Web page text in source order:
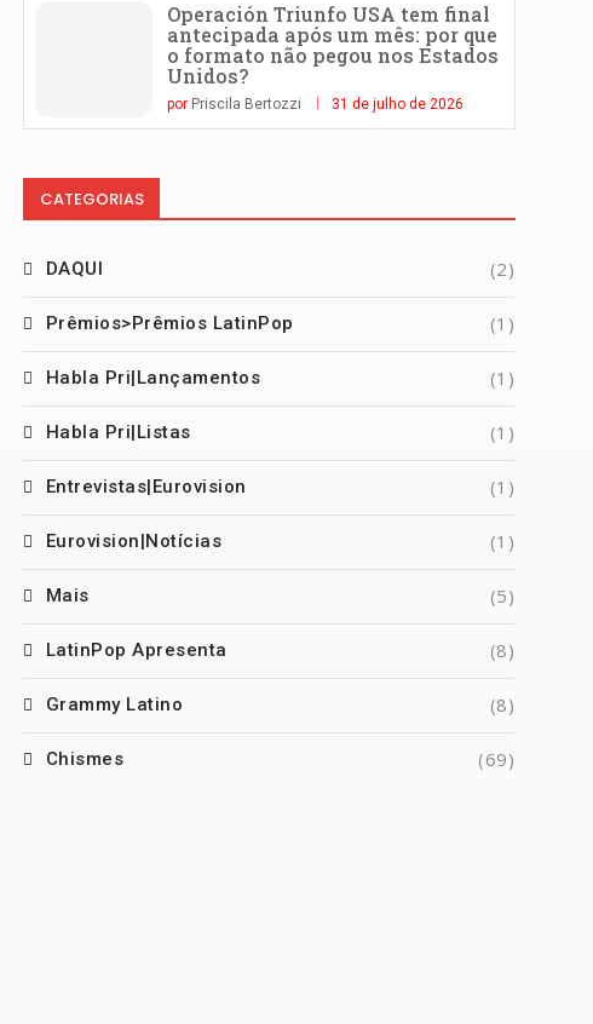
Operación Triunfo USA tem final
antecipada após um mês: por que
o formato não pegou nos Estados
Unidos?
por Priscila Bertozzi 31 de julho de 2026
CATEGORIAS
DAQUI (2)
Prêmios>Prêmios LatinPop (1)
Habla Pri|Lançamentos (1)
Habla Pri|Listas (1)
Entrevistas|Eurovision (1)
Eurovision|Notícias (1)
Mais (5)
LatinPop Apresenta (8)
Grammy Latino (8)
Chismes (69)